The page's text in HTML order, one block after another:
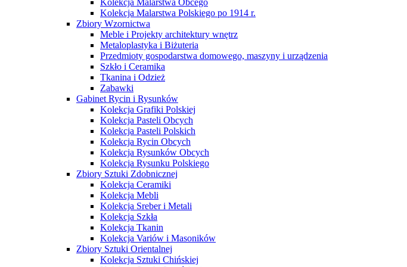
Kolekcja Malarstwa Obcego
Kolekcja Malarstwa Polskiego po 1914 r.
Zbiory Wzornictwa
Meble i Projekty architektury wnętrz
Metaloplastyka i Biżuteria
Przedmioty gospodarstwa domowego, maszyny i urządzenia
Szkło i Ceramika
Tkanina i Odzież
Zabawki
Gabinet Rycin i Rysunków
Kolekcja Grafiki Polskiej
Kolekcja Pasteli Obcych
Kolekcja Pasteli Polskich
Kolekcja Rycin Obcych
Kolekcja Rysunków Obcych
Kolekcja Rysunku Polskiego
Zbiory Sztuki Zdobnicznej
Kolekcja Ceramiki
Kolekcja Mebli
Kolekcja Sreber i Metali
Kolekcja Szkła
Kolekcja Tkanin
Kolekcja Variów i Masoników
Zbiory Sztuki Orientalnej
Kolekcja Sztuki Chińskiej